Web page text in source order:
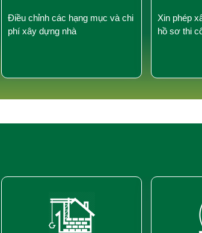
Điều chỉnh các hạng mục và chi
phí xây dựng nhà
Xin phép
hồ sơ thi